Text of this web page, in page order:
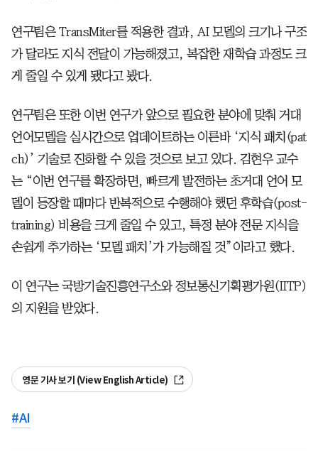
연구팀은 TransMiter를 적용한 결과, AI 모델의 크기나 구조
가 달라도 지식 전달이 가능해졌고, 복잡한 재학습 과정도 크
게 줄일 수 있게 됐다고 봤다.
연구팀은 또한 이번 연구가 앞으로 필요한 분야에 맞춰 거대
언어모델을 실시간으로 업데이트하는 이른바 ‘지식 패치(pat
ch)’ 기술로 진화할 수 있을 것으로 보고 있다. 김현우 교수
는 “이번 연구를 확장하면, 빠르게 발전하는 초거대 언어 모
델이 등장할 때마다 반복적으로 수행해야 했던 후학습(post-
training) 비용을 크게 줄일 수 있고, 특정 분야 전문 지식을
손쉽게 추가하는 ‘모델 패치’가 가능해질 것”이라고 했다.
이 연구는 국방기술진흥연구소와 정보통신기획평가원(IITP)
의 지원을 받았다.
영문 기사 보기 (View English Article)
#AI